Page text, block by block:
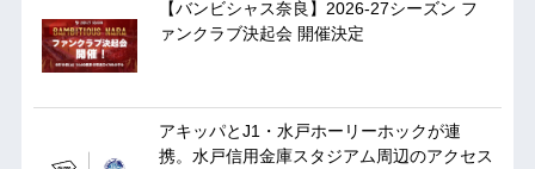
【バンビシャス奈良】2026-27シーズン フ
ァンクラブ決起会 開催決定
アキッパとJ1・水戸ホーリーホックが連
携。水戸信用金庫スタジアム周辺のアクセス